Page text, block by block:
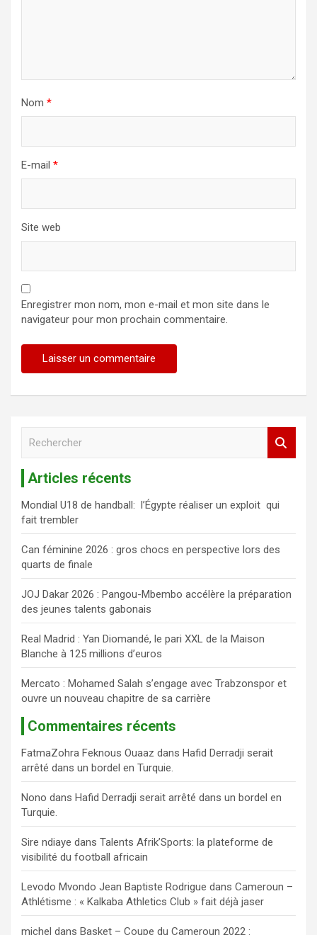
Nom *
E-mail *
Site web
Enregistrer mon nom, mon e-mail et mon site dans le
navigateur pour mon prochain commentaire.
r
c
h
e
r
Articles récents
Mondial U18 de handball: l’Égypte réaliser un exploit qui
fait trembler
Can féminine 2026 : gros chocs en perspective lors des
quarts de finale
JOJ Dakar 2026 : Pangou-Mbembo accélère la préparation
des jeunes talents gabonais
Real Madrid : Yan Diomandé, le pari XXL de la Maison
Blanche à 125 millions d’euros
Mercato : Mohamed Salah s’engage avec Trabzonspor et
ouvre un nouveau chapitre de sa carrière
Commentaires récents
FatmaZohra Feknous Ouaaz dans Hafid Derradji serait
arrêté dans un bordel en Turquie.
Nono dans Hafid Derradji serait arrêté dans un bordel en
Turquie.
Sire ndiaye dans Talents Afrik’Sports: la plateforme de
visibilité du football africain
Levodo Mvondo Jean Baptiste Rodrigue dans Cameroun –
Athlétisme : « Kalkaba Athletics Club » fait déjà jaser
michel dans Basket – Coupe du Cameroun 2022 :